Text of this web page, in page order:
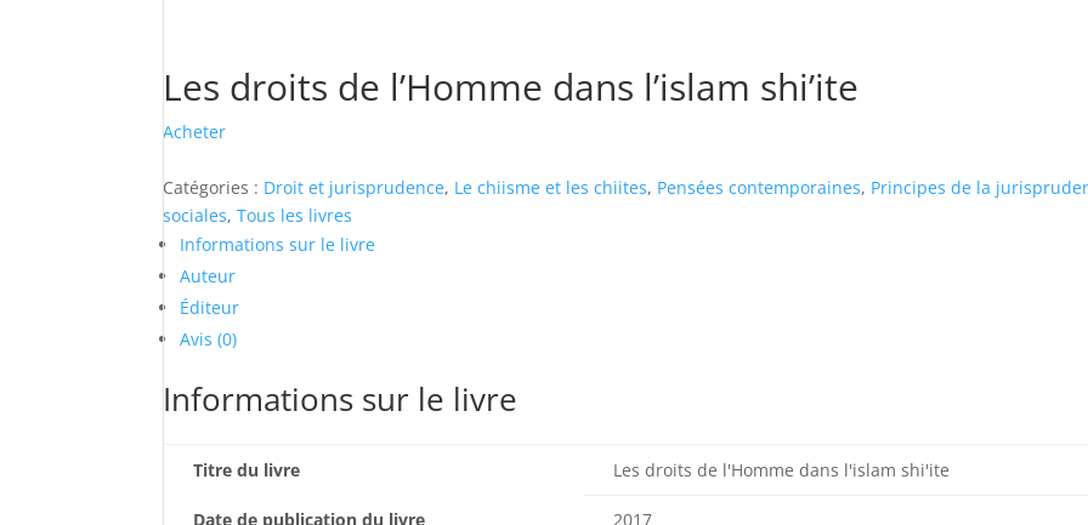
Les droits de l’Homme dans l’islam shi’ite
Acheter
Catégories : Droit et jurisprudence, Le chiisme et les chiites, Pensées contemporaines, Principes de la
sociales,Tous les livres
Informations sur le livre
Auteur
Éditeur
Avis (0)
Informations sur le livre
Titre du livre Les droits de l'Homme dans l'islam shi'ite
Date de publication du livre 2017